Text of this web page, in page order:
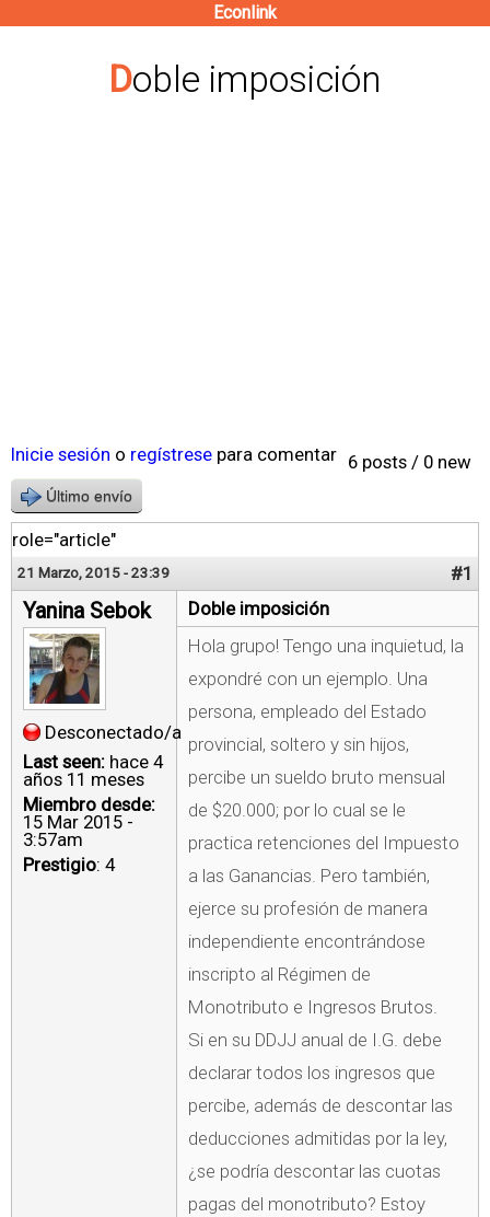
contenido
Econlink
Doble imposición
6 posts / 0 new
Inicie sesión o regístrese para comentar
Último envío
role="article"
21 Marzo, 2015 - 23:39 #1
Yanina Sebok
Desconectado/a
Last seen: hace 4
años 11 meses
Miembro desde:
15 Mar 2015 -
3:57am
Prestigio: 4
Doble imposición
Hola grupo! Tengo una inquietud, la
expondré con un ejemplo. Una
persona, empleado del Estado
provincial, soltero y sin hijos,
percibe un sueldo bruto mensual
de $20.000; por lo cual se le
practica retenciones del Impuesto
a las Ganancias. Pero también,
ejerce su profesión de manera
independiente encontrándose
inscripto al Régimen de
Monotributo e Ingresos Brutos.
Si en su DDJJ anual de I.G. debe
declarar todos los ingresos que
percibe, además de descontar las
deducciones admitidas por la ley,
¿se podría descontar las cuotas
pagas del monotributo? Estoy